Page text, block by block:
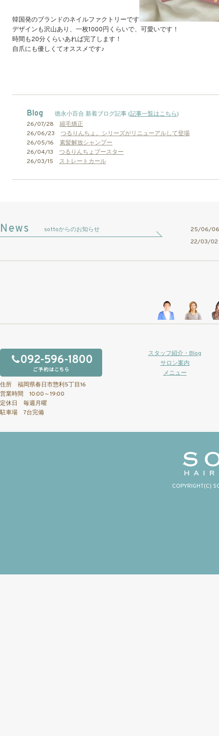
韓国発のブランドのネイルファクトリーです
デザインも沢山あり、一枚1000円くらいで、可愛いです！
時間も20分くらいあれば完了します！
自爪にも優しくてオススメです♪
Blog 徳永小百合 新着ブログ記事 (記事一覧はこちら)
26/07/28 縮毛矯正
26/06/23 つるりんちょ。シリーズがリニューアルして登場
26/05/16 素髪解放シャンプー
26/04/13 つるりんちょブースター
26/03/15 ストレートカール
sottoからのお知らせ
25/06/
22/03/
住所 福岡県春日市惣利5丁目16
営業時間 10:00～19:00
定休日 毎週月曜
駐車場 7台完備
スタッフ紹介・Blog
サロン案内
メニュー
COPYRIGHT(C)